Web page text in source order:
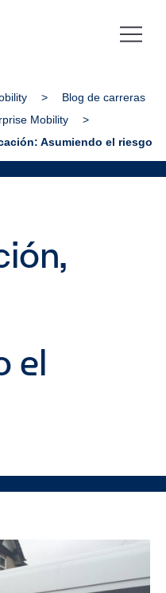
Blog de carreras
Mobility
Asumiendo el riesgo
el